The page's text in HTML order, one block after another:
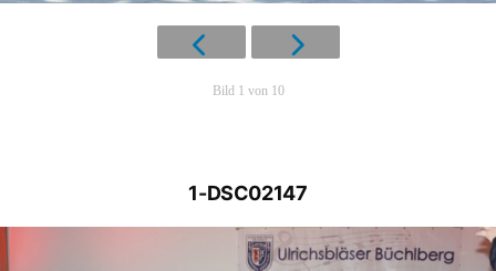
Bild 1 von 10
1-DSC02147